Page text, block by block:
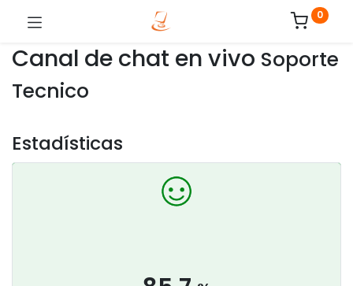
0
Canal de chat en vivo Soporte
Tecnico
Estadísticas